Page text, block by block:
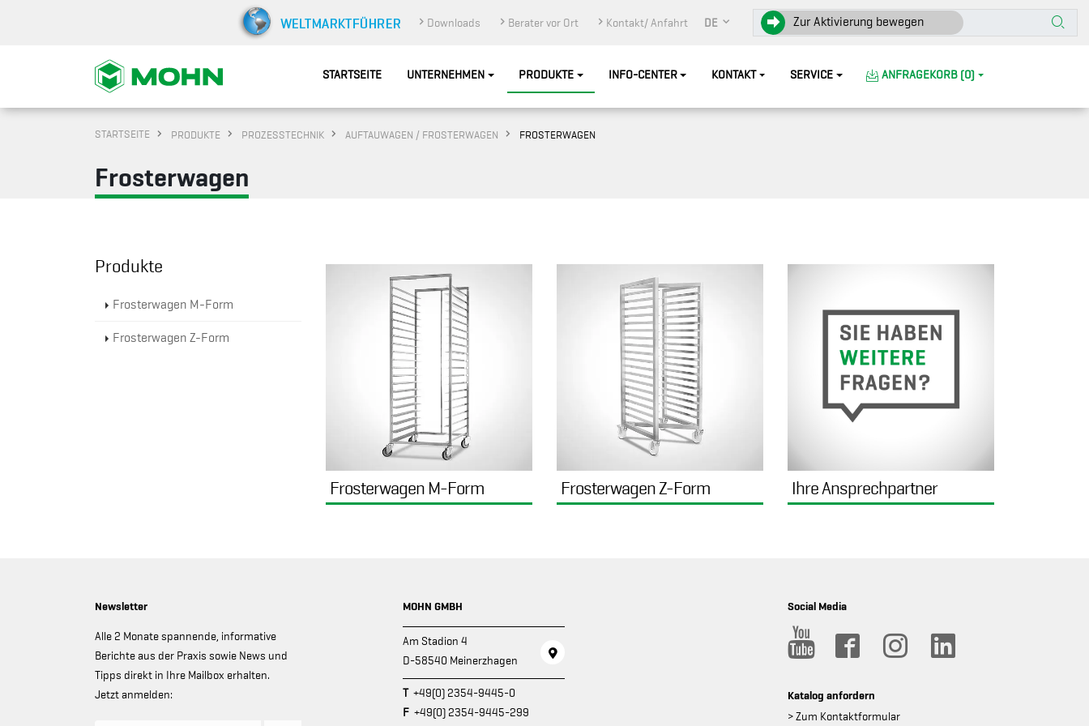
Downloads Berater vor Ort Kontakt/ Anfahrt DE Zur Aktivierung bewegen
STARTSEITE UNTERNEHMEN PRODUKTE INFO-CENTER KONTAKT SERVICE ANFRAGEKORB (0)
STARTSEITE PRODUKTE PROZESSTECHNIK AUFTAUWAGEN / FROSTERWAGEN FROSTERWAGEN
Frosterwagen
Produkte
Frosterwagen M-Form
Frosterwagen Z-Form
Frosterwagen M-Form Frosterwagen Z-Form Ihre Ansprechpartner
Newsletter
Alle 2 Monate spannende, informative
Berichte aus der Praxis sowie News und
Tipps direkt in Ihre Mailbox erhalten.
Jetzt anmelden:
MOHN GMBH
Am Stadion 4
D-58540 Meinerzhagen
T+49(0) 2354-9445-0
F +49(0) 2354-9445-299
Social Media
Katalog anfordern
> Zum Kontaktformular